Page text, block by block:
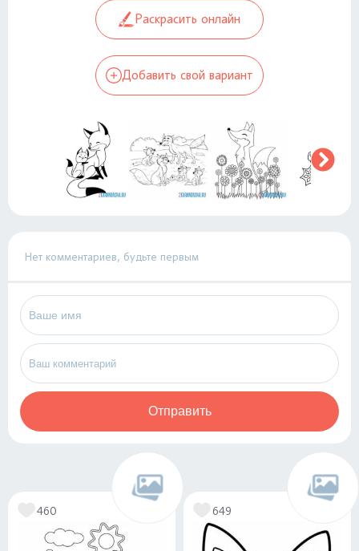
Раскрасить онлайн
Добавить свой вариант
Нет комментариев, будьте первым
Отправить
460 649